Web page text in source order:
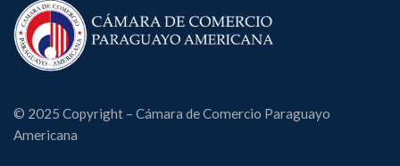
© 2025 Copyright – Cámara de Comercio Paraguayo
Americana